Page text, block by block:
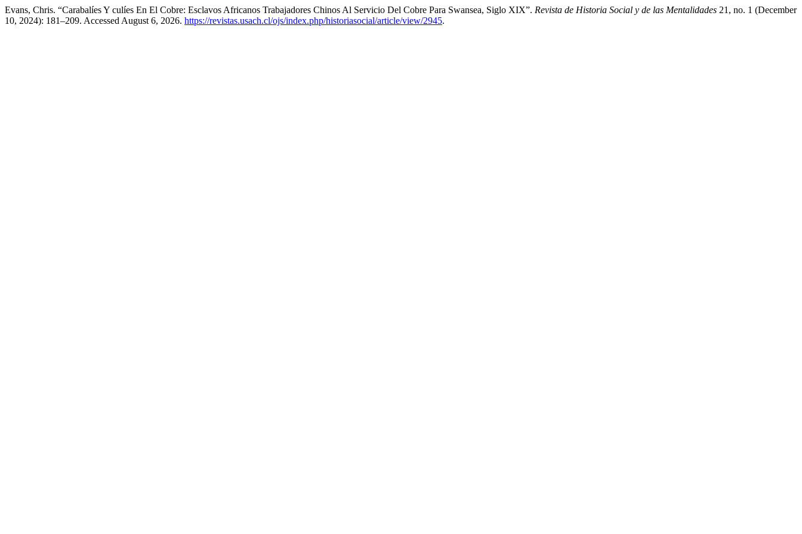
Evans, Chris. “Carabalíes Y culíes En El Cobre: Esclavos Africanos Trabajadores Chinos Al Servicio Del Cobre Para Swansea, Siglo XIX”. Revista de Historia Social y de las Mentalidades 21, no. 1 (December
10, 2024): 181–209. Accessed August 6, 2026. https://revistas.usach.cl/ojs/index.php/historiasocial/article/view/2945.